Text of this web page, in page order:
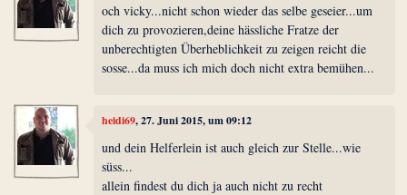
och vicky...nicht schon wieder das selbe geseier...um
dich zu provozieren,deine hässliche Fratze der
unberechtigten Überheblichkeit zu zeigen reicht die
sosse...da muss ich mich doch nicht extra bemühen...
heidi69, 27. Juni 2015, um 09:12
und dein Helferlein ist auch gleich zur Stelle...wie
süss...
allein findest du dich ja auch nicht zu recht